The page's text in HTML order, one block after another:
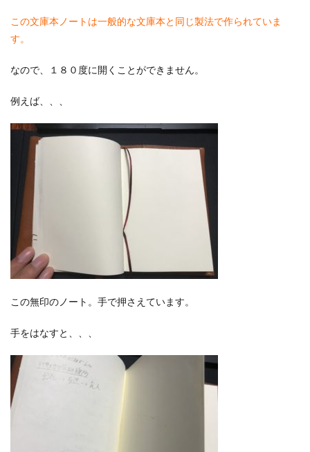
この文庫本ノートは一般的な文庫本と同じ製法で作られていま
す。
なので、１８０度に開くことができません。
例えば、、、
この無印のノート。手で押さえています。
手をはなすと、、、